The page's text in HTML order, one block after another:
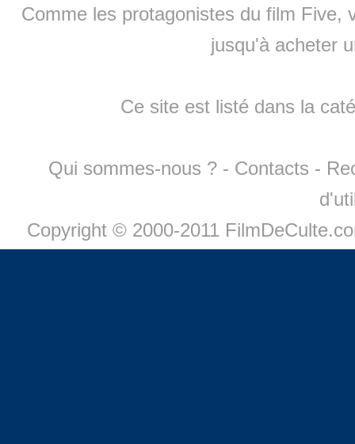
Comme les protagonistes du film Five,
jusqu'à acheter
Ce site est listé dans la
Qui sommes-nous ? - Contacts -
Copyright © 2000-2011